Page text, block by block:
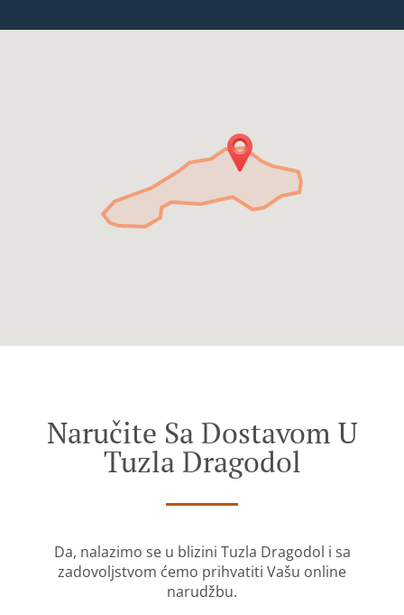
Naručite Sa Dostavom U
Tuzla Dragodol
Da, nalazimo se u blizini Tuzla Dragodol i sa
zadovoljstvom ćemo prihvatiti Vašu online
narudžbu.